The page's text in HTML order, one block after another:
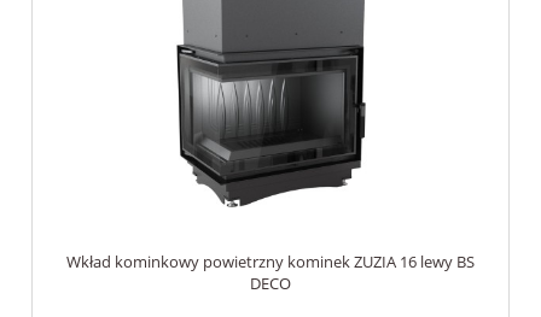
Wkład kominkowy powietrzny kominek ZUZIA 16 lewy BS
DECO